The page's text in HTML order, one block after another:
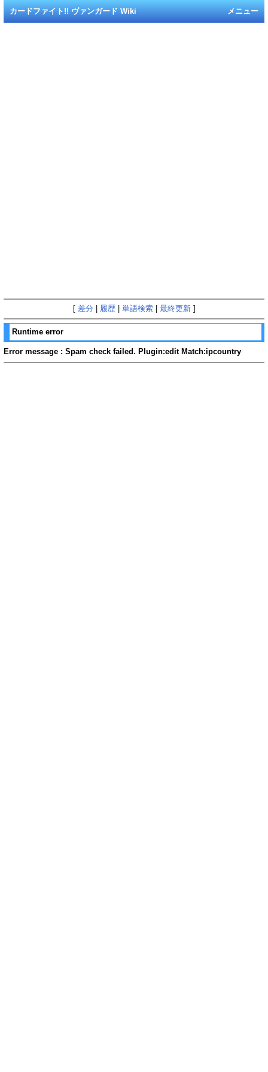
メニュー
カードファイト!! ヴァンガード Wiki
[ 差分 履歴| 単語検索| 最終更新]
Runtime error
Error message : Spam check failed. Plugin:edit Match:ipcountry